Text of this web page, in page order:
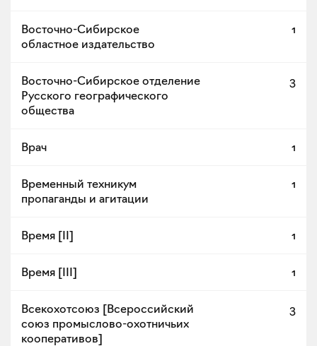
Восточно-Сибирское
областное издательство
1
Восточно-Сибирское отделение
Русского географического
общества
3
Врач 1
Временный техникум
пропаганды и агитации
1
Время [II] 1
Время [III] 1
Всекохотсоюз [Всероссийский
союз промыслово-охотничьих
кооперативов]
3